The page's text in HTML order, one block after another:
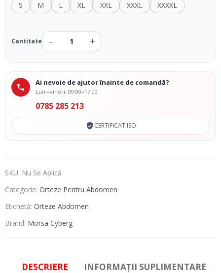
S
M L XL XXL XXXL XXXXL
Ai nevoie de ajutor înainte de comandă?
Luni–vineri, 09:00–17:00
0785 285 213
CERTIFICAT ISO
SKU: Nu Se Aplică
Categorie: Orteze Pentru Abdomen
Etichetă: Orteze Abdomen
Brand: Morsa Cyberg
DESCRIERE
INFORMAȚII SUPLIMENTARE